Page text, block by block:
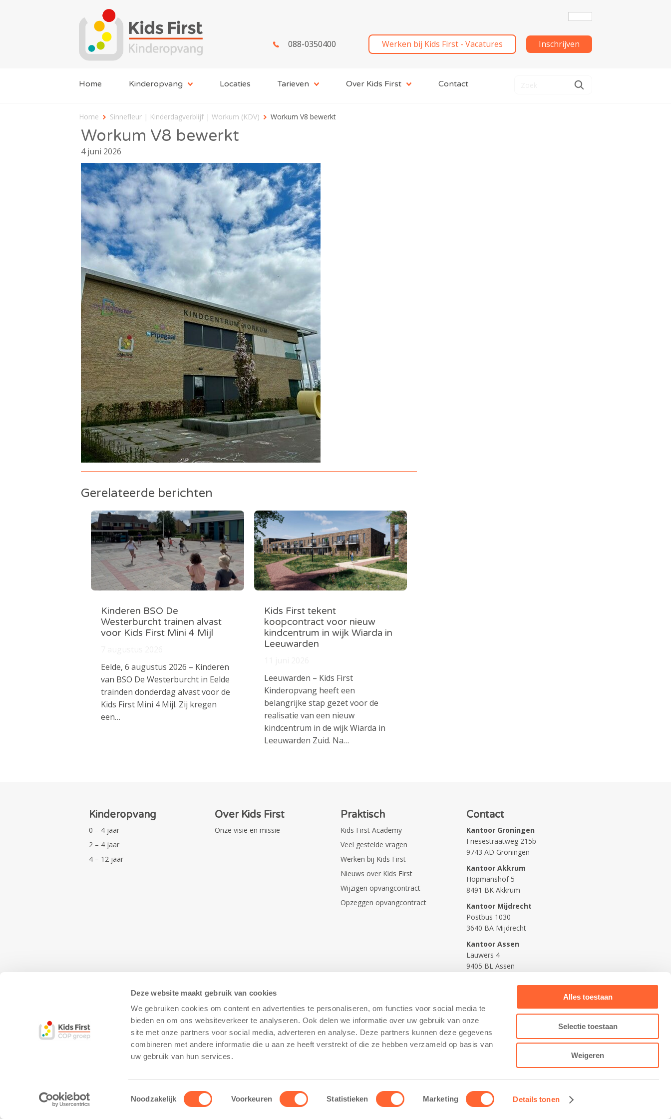
Deze website maakt gebruik van cookies
We gebruiken cookies om content en advertenties te personaliseren, om functies voor social media te
bieden en om ons websiteverkeer te analyseren. Ook delen we informatie over uw gebruik van onze
site met onze partners voor social media, adverteren en analyse. Deze partners kunnen deze gegevens
combineren met andere informatie die u aan ze heeft verstrekt of die ze hebben verzameld op basis van
uw gebruik van hun services.
Toestemmingsselectie
Noodzakelijk Voorkeuren Statistieken Marketing Details tonen
Alles toestaan
Selectie toestaan
Weigeren
088-0350400 Werken bij Kids First - Vacatures Inschrijven
Home Kinderopvang Locaties Tarieven Over Kids First Contact
Home Sinnefleur | Kinderdagverblijf | Workum (KDV) Workum V8 bewerkt
Workum V8 bewerkt
4 juni 2026
Gerelateerde berichten
Kinderen BSO De
Westerburcht trainen alvast
voor Kids First Mini 4 Mijl
Eelde, 6 augustus 2026 – Kinderen
van BSO De Westerburcht in Eelde
trainden donderdag alvast voor de
Kids First Mini 4 Mijl. Zij kregen
een…
Kids First tekent
koopcontract voor nieuw
kindcentrum in wijk Wiarda in
Leeuwarden
Leeuwarden – Kids First
Kinderopvang heeft een
belangrijke stap gezet voor de
realisatie van een nieuw
kindcentrum in de wijk Wiarda in
Leeuwarden Zuid. Na…
Kinderopvang
0 – 4 jaar
2 – 4 jaar
4 – 12 jaar
Over Kids First
Onze visie en missie
Praktisch
Kids First Academy
Veel gestelde vragen
Werken bij Kids First
Nieuws over Kids First
Wijzigen opvangcontract
Opzeggen opvangcontract
Contact
Kantoor Groningen
Friesestraatweg 215b
9743 AD Groningen
Kantoor Akkrum
Hopmanshof 5
8491 BK Akkrum
Kantoor Mijdrecht
Postbus 1030
3640 BA Mijdrecht
Kantoor Assen
Lauwers 4
9405 BL Assen
© Copyright - Kidsfirst Privacy Policy –Disclaimer– Cookiebeleid
Contact opnemen